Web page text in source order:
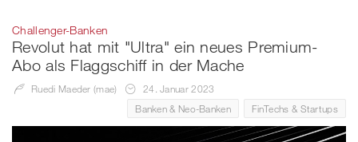
Challenger-Banken
Revolut hat mit "Ultra" ein neues Premium-
Abo als Flaggschiff in der Mache
Ruedi Maeder (mae)
24. Januar 2023
Banken & Neo-Banken
FinTechs & Startups